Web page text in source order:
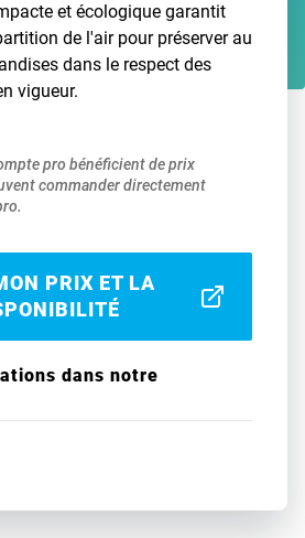
et écologique garantit
de l'air pour préserver au
dans le respect des
vigueur.
pro bénéficient de prix
commander directement
PRIX ET LA
dans notre